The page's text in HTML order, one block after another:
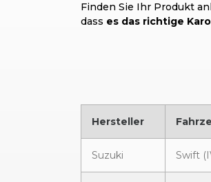
Finden Sie Ihr Produkt
dass es das richtige
Hersteller
Suzuki Swift